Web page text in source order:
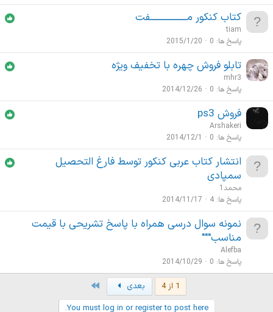
کتاب کنکور مــــــــــــــــــــفت
tiam
پاسخ ها 0
2015/1/20
تابلو فروش چهره با تخفیف ویژه
mhr3
پاسخ ها 0
2014/12/26
فروش ps3
Arshakeri
پاسخ ها 0
2014/12/1
انتشار کتاب عربی کنکور توسط فارغ التحصیل
سمپادی
محمد1
پاسخ ها 4
2014/11/17
نمونه سوال درسی همراه با پاسخ تشریحی با قیمت
مناسب"""
Alefba
پاسخ ها 0
2014/10/29
1 از 4 بعدی
You must log in or register to post here.